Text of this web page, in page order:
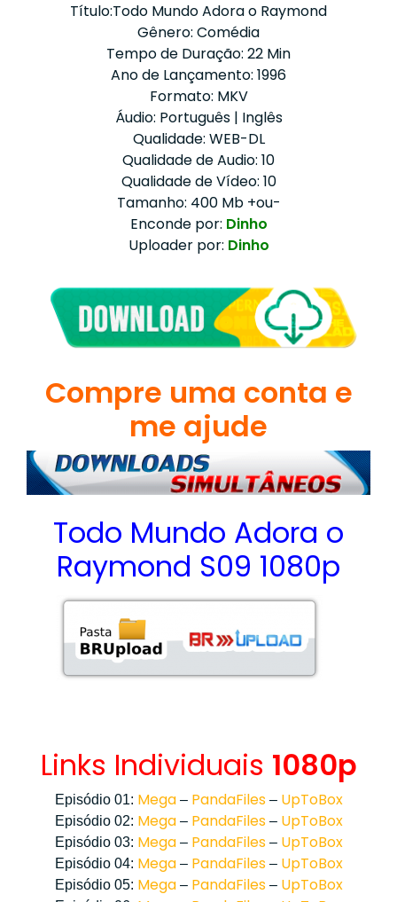
Título:Todo Mundo Adora o Raymond
Gênero: Comédia
Tempo de Duração: 22 Min
Ano de Lançamento: 1996
Formato: MKV
Áudio: Português | Inglês
Qualidade: WEB-DL
Qualidade de Audio: 10
Qualidade de Vídeo: 10
Tamanho: 400 Mb +ou-
Enconde por: Dinho
Uploader por: Dinho
Compre uma conta e
me ajude
Todo Mundo Adora o
Raymond S09 1080p
Links Individuais 1080p
Episódio 01: Mega– PandaFiles– UpToBox
Episódio 02: Mega– PandaFiles– UpToBox
Episódio 03: Mega– PandaFiles– UpToBox
Episódio 04: Mega– PandaFiles– UpToBox
Episódio 05: Mega– PandaFiles– UpToBox